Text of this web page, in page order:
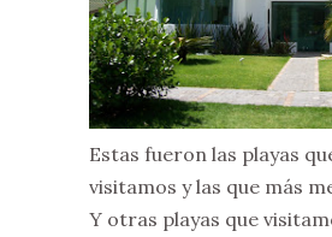
Estas fueron las playas
visitamos y las que más
Y otras playas que